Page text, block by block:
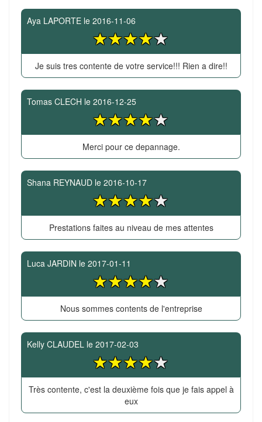
Aya LAPORTE le 2016-11-06
Je suis tres contente de votre service!!! Rien a dire!!
Tomas CLECH le 2016-12-25
Merci pour ce depannage.
Shana REYNAUD le 2016-10-17
Prestations faites au niveau de mes attentes
Luca JARDIN le 2017-01-11
Nous sommes contents de l'entreprise
Kelly CLAUDEL le 2017-02-03
Très contente, c'est la deuxième fois que je fais appel à
eux